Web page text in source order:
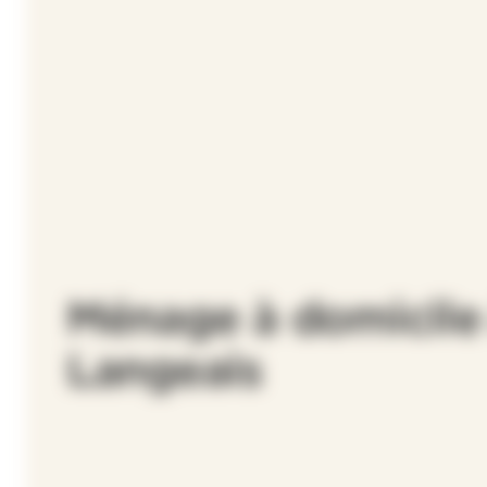
Ménage à
Langeais